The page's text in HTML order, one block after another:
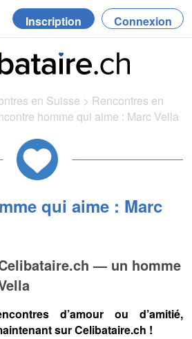
Inscription Connexion
en Suisse > Rencontres en
homme qui aime : Marc Vella
qui aime : Marc
— un homme
d’amour ou d’amitié,
sur Celibataire.ch !